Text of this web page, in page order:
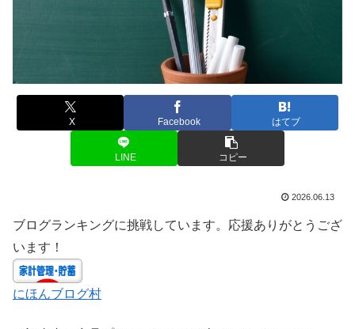
X Facebook はてブ
LINE コピー
2026.06.13
ブログランキングに挑戦しています。応援ありがとうござ
います！
にほんブログ村